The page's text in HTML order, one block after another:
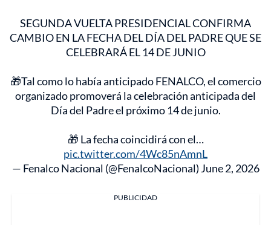
SEGUNDA VUELTA PRESIDENCIAL CONFIRMA
CAMBIO EN LA FECHA DEL DÍA DEL PADRE QUE SE
CELEBRARÁ EL 14 DE JUNIO
🎁Tal como lo había anticipado FENALCO, el comercio
organizado promoverá la celebración anticipada del
Día del Padre el próximo 14 de junio.
🎁 La fecha coincidirá con el…
pic.twitter.com/4Wc85nAmnL
— Fenalco Nacional (@FenalcoNacional) June 2, 2026
PUBLICIDAD